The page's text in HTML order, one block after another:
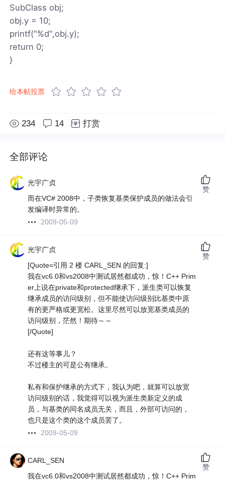
SubClass obj;
obj.y = 10;
printf("%d",obj.y);
return 0;
}
给本帖投票
234 14 打赏
全部评论
光宇广贞
而在VC# 2008中，子类恢复基类保护成员的做法会引
发编译时异常的。
2009-05-09
赞
光宇广贞
[Quote=引用 2 楼 CARL_SEN 的回复:]
我在vc6.0和vs2008中测试居然都成功，惊！C++ Prim
er上说在private和protected继承下，派生类可以恢复
继承成员的访问级别，但不能使访问级别比基类中原
有的更严格或更宽松。这里尽然可以放宽基类成员的
访问级别，茫然！期待～～
[/Quote]
还有这等事儿？
不过楼主的可是公有继承。
私有和保护继承的方式下，我认为吧，就算可以放宽
访问级别的话，我觉得可以视为派生类新定义的成
员，与基类的同名成员无关，而且，外部可访问的，
也只是这个类的这个成员罢了。
2009-05-09
赞
CARL_SEN
我在vc6.0和vs2008中测试居然都成功，惊！C++ Prim
赞